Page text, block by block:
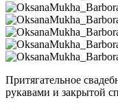
Притягательное
рукавами и закрытой